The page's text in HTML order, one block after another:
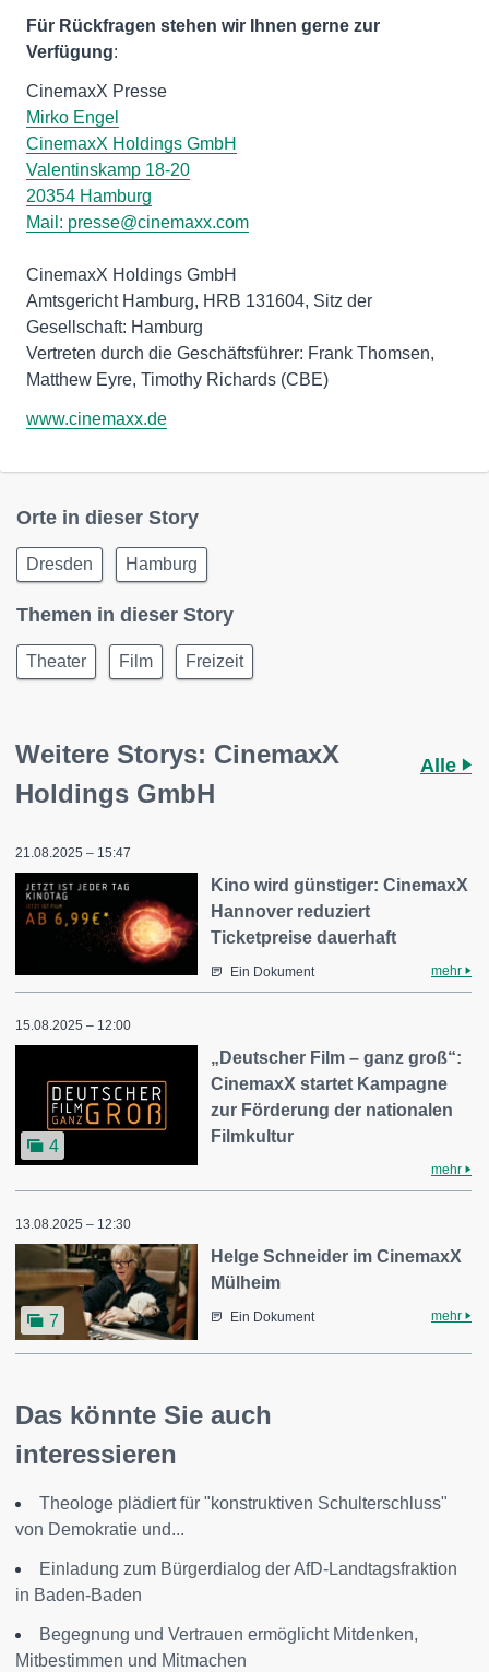
Für Rückfragen stehen wir Ihnen gerne zur
Verfügung:
Mirko Engel
CinemaxX Holdings GmbH
Valentinskamp 18-20
20354 Hamburg
Mail: presse@cinemaxx.com
CinemaxX Holdings GmbH
Amtsgericht Hamburg, HRB 131604, Sitz der
Gesellschaft: Hamburg
Vertreten durch die Geschäftsführer: Frank Thomsen,
Matthew Eyre, Timothy Richards (CBE)
www.cinemaxx.de
Orte in dieser Story
Dresden Hamburg
Themen in dieser Story
Theater Film Freizeit
Weitere Storys: CinemaxX
Holdings GmbH
Alle
21.08.2025 – 15:47
Kino wird günstiger: CinemaxX
Hannover reduziert
Ticketpreise dauerhaft
Ein Dokument mehr
15.08.2025 – 12:00
4
„Deutscher Film – ganz groß“:
CinemaxX startet Kampagne
zur Förderung der nationalen
Filmkultur
mehr
13.08.2025 – 12:30
7
Helge Schneider im CinemaxX
Mülheim
Ein Dokument mehr
Das könnte Sie auch
interessieren
Theologe plädiert für "konstruktiven Schulterschluss"
von Demokratie und...
Einladung zum Bürgerdialog der AfD-Landtagsfraktion
in Baden-Baden
Begegnung und Vertrauen ermöglicht Mitdenken,
Mitbestimmen und Mitmachen